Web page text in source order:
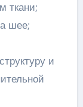
ткани;
шее;
и